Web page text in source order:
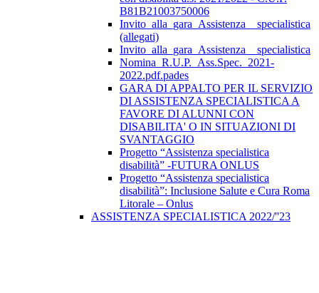
B81B21003750006
Invito_alla_gara_Assistenza__specialistica
(allegati)
Invito_alla_gara_Assistenza__specialistica
Nomina_R.U.P._Ass.Spec._2021-
2022.pdf.pades
GARA DI APPALTO PER IL SERVIZIO
DI ASSISTENZA SPECIALISTICA A
FAVORE DI ALUNNI CON
DISABILITA' O IN SITUAZIONI DI
SVANTAGGIO
Progetto “Assistenza specialistica
disabilità” -FUTURA ONLUS
Progetto “Assistenza specialistica
disabilità”: Inclusione Salute e Cura Roma
Litorale – Onlus
ASSISTENZA SPECIALISTICA 2022/''23